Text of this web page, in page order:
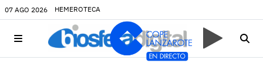
07 AGO 2026 HEMEROTECA